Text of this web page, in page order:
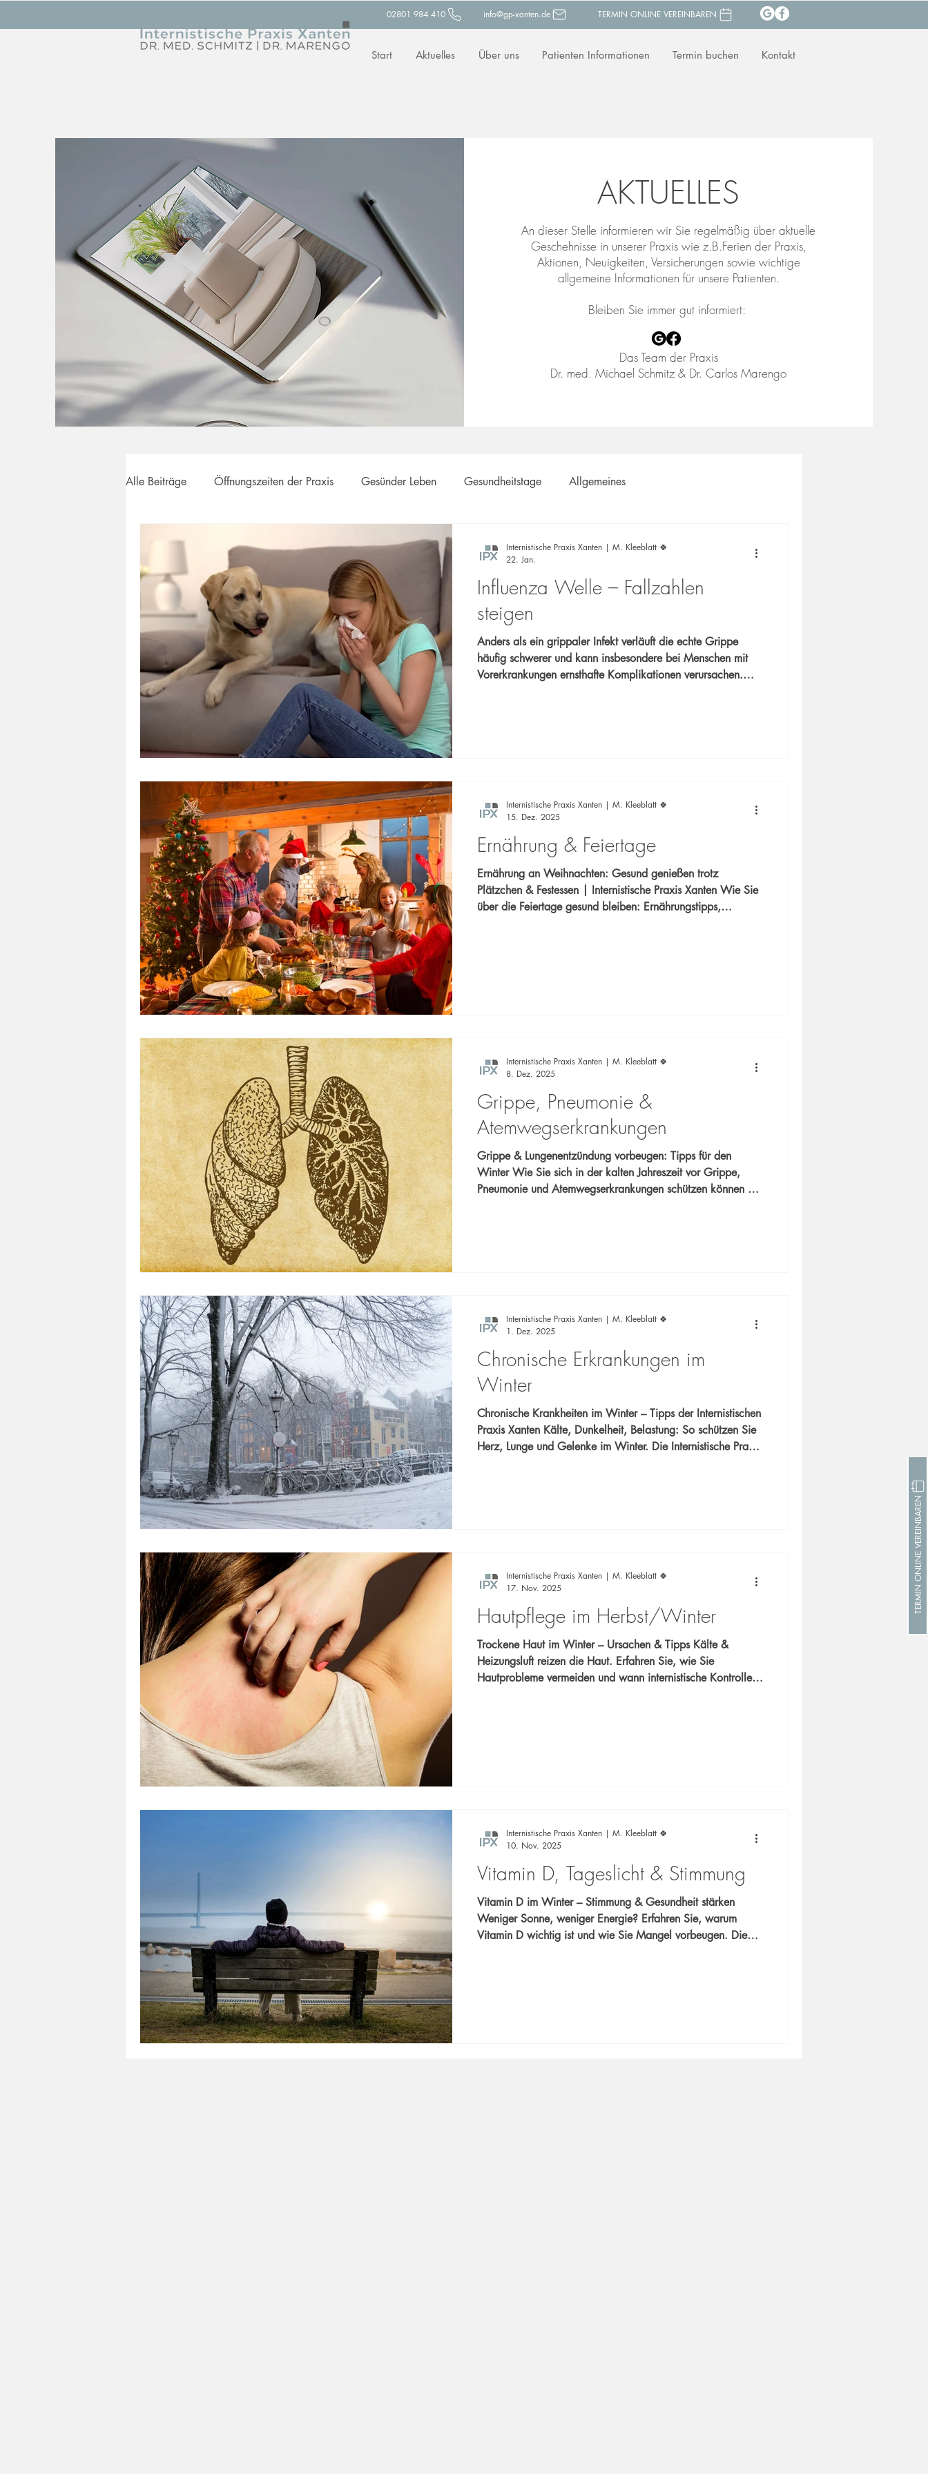
02801 984 410 info@gp-xanten.de TERMIN ONLINE VEREINBAREN
Start Aktuelles Über uns Patienten Informationen Termin buchen Kontakt
TERMIN ONLINE VEREINBAREN
AKTUELLES
An dieser Stelle informieren wir Sie regelmäßig über aktuelle
Geschehnisse in unserer Praxis wie z.B.Ferien der Praxis,
Aktionen, Neuigkeiten, Versicherungen sowie wichtige
allgemeine Informationen für unsere Patienten.
​Bleiben Sie immer gut informiert:
Das Team der Praxis
Dr. med. Michael Schmitz & Dr. Carlos Marengo
Alle Beiträge Öffnungszeiten der Praxis Gesünder Leben Gesundheitstage Allgemeines
Influenza Welle – Fallzahlen
steigen
Anders als ein grippaler Infekt verläuft die echte Grippe
häufig schwerer und kann insbesondere bei Menschen mit
Vorerkrankungen ernsthafte Komplikationen verursachen.
Internistische Praxis Xanten | M. Kleeblatt 🍀
22. Jan.
Ernährung & Feiertage
Ernährung an Weihnachten: Gesund genießen trotz
Plätzchen & Festessen | Internistische Praxis Xanten Wie Sie
über die Feiertage gesund bleiben: Ernährungstipps,
Internistische Praxis Xanten | M. Kleeblatt 🍀
15. Dez. 2025
Grippe, Pneumonie &
Atemwegserkrankungen
Grippe & Lungenentzündung vorbeugen: Tipps für den
Winter Wie Sie sich in der kalten Jahreszeit vor Grippe,
Pneumonie und Atemwegserkrankungen schützen können –
Internistische Praxis Xanten | M. Kleeblatt 🍀
8. Dez. 2025
Chronische Erkrankungen im
Winter
Chronische Krankheiten im Winter – Tipps der Internistischen
Praxis Xanten Kälte, Dunkelheit, Belastung: So schützen Sie
Herz, Lunge und Gelenke im Winter. Die Internistische Praxis
Internistische Praxis Xanten | M. Kleeblatt 🍀
1. Dez. 2025
Hautpflege im Herbst/Winter
Trockene Haut im Winter – Ursachen & Tipps Kälte &
Heizungsluft reizen die Haut. Erfahren Sie, wie Sie
Hautprobleme vermeiden und wann internistische Kontrolle
Internistische Praxis Xanten | M. Kleeblatt 🍀
17. Nov. 2025
Vitamin D, Tageslicht & Stimmung
Vitamin D im Winter – Stimmung & Gesundheit stärken
Weniger Sonne, weniger Energie? Erfahren Sie, warum
Vitamin D wichtig ist und wie Sie Mangel vorbeugen. Die
Internistische Praxis Xanten | M. Kleeblatt 🍀
10. Nov. 2025